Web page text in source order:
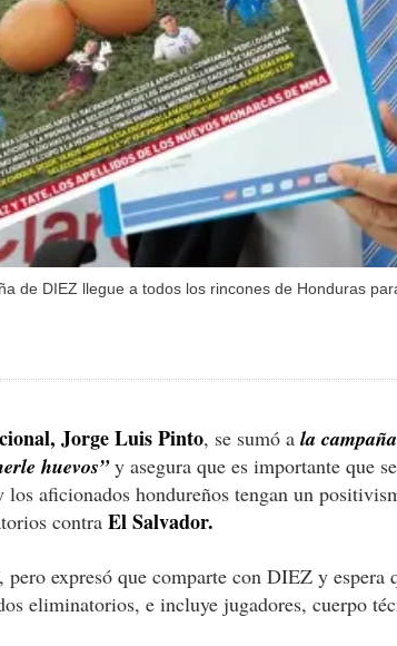
de DIEZ llegue a todos los rincones de Honduras
Jorge Luis Pinto, se sumó a la
huevos”y asegura que es importante que se
los aficionados hondureños tengan un
contra El Salvador.
expresó que comparte con DIEZ y espera
eliminatorios, e incluye jugadores, cuerpo